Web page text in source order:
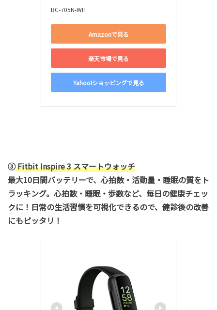
BC-705N-WH
Amazonで見る
楽天市場で見る
Yahoo!ショッピングで見る
③Fitbit Inspire 3 スマートウォッチ
最大10日間バッテリーで、心拍数・活動量・睡眠の質をト
ラッキング。心拍数・睡眠・歩数など、毎日の健康チェッ
クに！日常の生活習慣を可視化できるので、健診後の改善
にもピッタリ！